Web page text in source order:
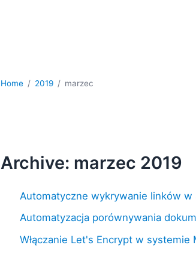
Home 2019 marzec
Archive: marzec 2019
Automatyczne wykrywanie linków w
Automatyzacja porównywania
Włączanie Let's Encrypt w systemie